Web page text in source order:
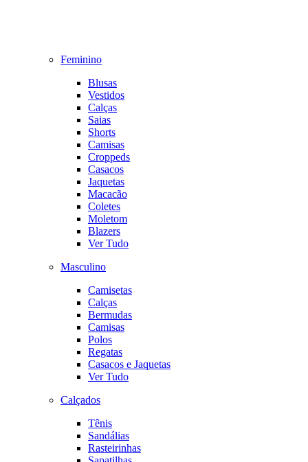
Feminino
Blusas
Vestidos
Calças
Saias
Shorts
Camisas
Croppeds
Casacos
Jaquetas
Macacão
Coletes
Moletom
Blazers
Ver Tudo
Masculino
Camisetas
Calças
Bermudas
Camisas
Polos
Regatas
Casacos e Jaquetas
Ver Tudo
Calçados
Tênis
Sandálias
Rasteirinhas